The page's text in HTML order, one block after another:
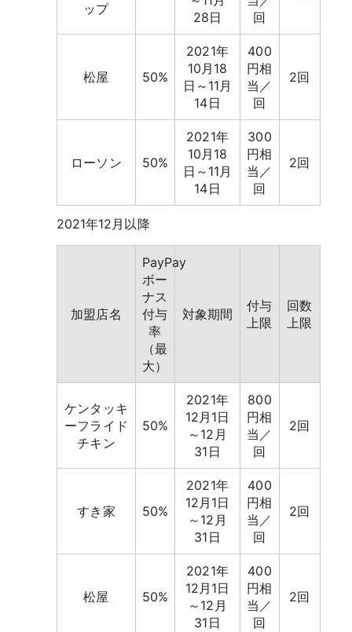
ップ
28日
回
松屋 50%
2021年
10月18
日～11月
14日
400
円相
当／
回
2回
ローソン 50%
2021年
10月18
日～11月
14日
300
円相
当／
回
2回
2021年12月以降
加盟店名
PayPay
ボー
ナス
付与
率
（最
大）
対象期間
付与
上限
回数
上限
ケンタッキ
ーフライド
チキン
50%
2021年
12月1日
～12月
31日
800
円相
当／
回
2回
すき家 50%
2021年
12月1日
～12月
31日
400
円相
当／
回
2回
松屋 50%
2021年
12月1日
～12月
31日
400
円相
当／
回
2回